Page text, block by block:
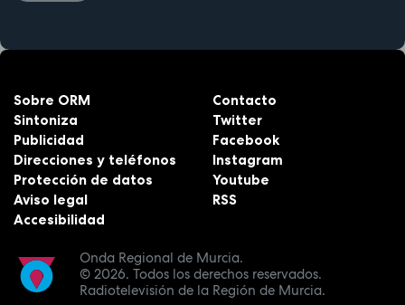
Onda Regional de Murcia.
© 2026. Todos los derechos reservados.
Radiotelevisión de la Región de Murcia.
Sobre ORM
Sintoniza
Publicidad
Direcciones y teléfonos
Protección de datos
Aviso legal
Accesibilidad
Contacto
Twitter
Facebook
Instagram
Youtube
RSS